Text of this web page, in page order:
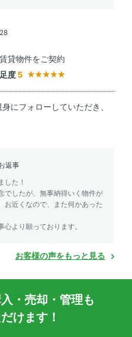
貸物件をご契約
度 5
にフォローしていただき、
返事
した！
でしたが、無事納得いく物件が
お近くなので、また何かあった
より願っております。
お客様の声をもっと見る
・売却・管理も
けます！